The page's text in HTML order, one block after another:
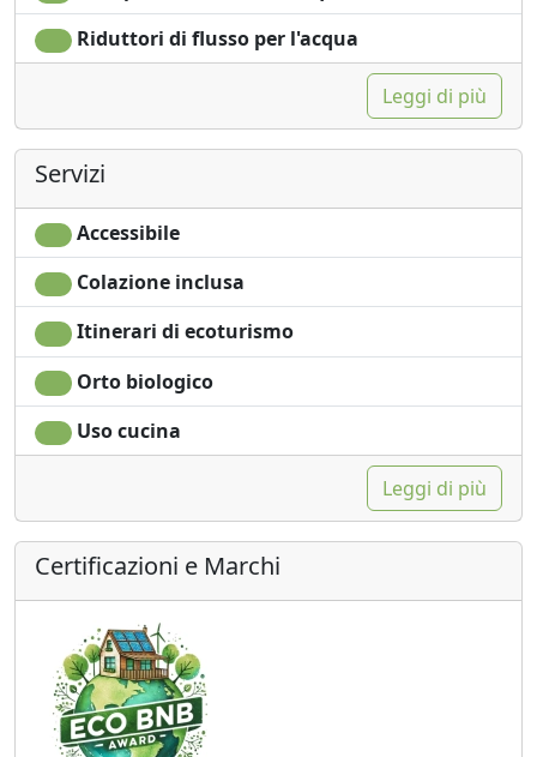
Riduttori di flusso per l'acqua
Leggi di più
Servizi
Accessibile
Colazione inclusa
Itinerari di ecoturismo
Orto biologico
Uso cucina
Leggi di più
Certificazioni e Marchi